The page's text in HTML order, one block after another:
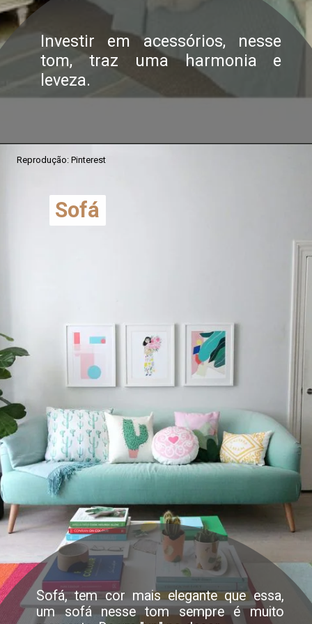
Investir em acessórios, nesse
tom, traz uma harmonia e
leveza.
Sofá
Sofá
Sofá, tem cor mais elegante que essa,
um sofá nesse tom sempre é muito
Reprodução: Pinterest